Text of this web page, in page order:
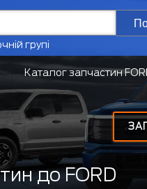
групі
Каталог запчастин
до FORD